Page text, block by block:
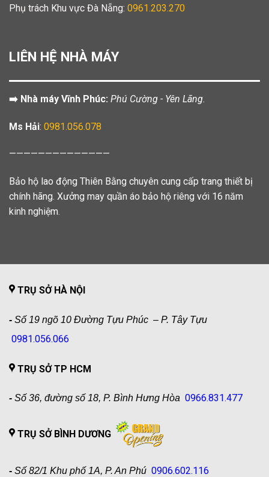
Phụ trách Khu vực Đà Nẵng: 0961.203.270
LIÊN HỆ NHÀ MÁY
➡️ Nhà máy Vĩnh Phúc: Phú Cường - Yên Lãng.
Ms Hải: 0981.056.078
——————————————
Bảo hộ lao động Thiên Bằng chuyên cung cấp trang thiết bị
chính hãng. Xưởng may quần áo bảo hộ riêng với 16 năm
kinh nghiệm.
TRỤ SỞ HÀ NỘI
- Số 19 ngõ 10 Đường Tựu Phúc – P. Tây Tựu
0981.056.066
TRỤ SỞ TP HCM
- Số 36, đường số 18, P. Bình Hưng Hòa 0966.831.477
TRỤ SỞ BÌNH DƯƠNG
- Số 82/1 Khu phố 1A, P. An Phú 0906.602.116